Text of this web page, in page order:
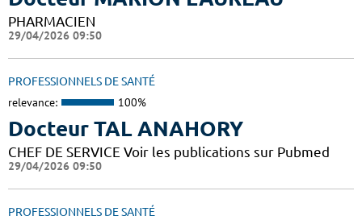
PHARMACIEN
29/04/2026 09:50
PROFESSIONNELS DE SANTÉ
relevance: 100%
Docteur TAL ANAHORY
CHEF DE SERVICE Voir les publications sur Pubmed
29/04/2026 09:50
PROFESSIONNELS DE SANTÉ